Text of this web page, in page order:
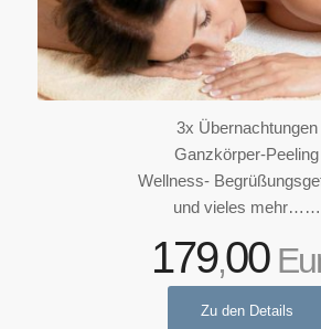
3x Übernachtungen
Ganzkörper-Peeling
Wellness-
und vieles mehr……
179,00
Zu den Details